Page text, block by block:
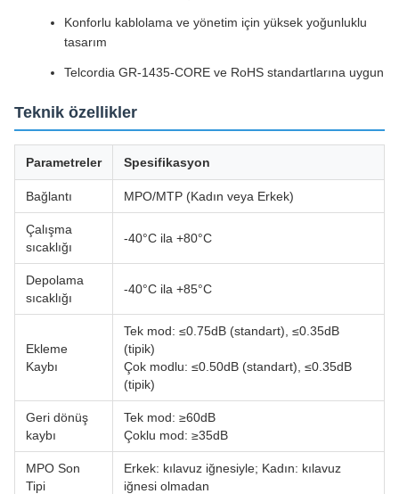
Konforlu kablolama ve yönetim için yüksek yoğunluklu
tasarım
Telcordia GR-1435-CORE ve RoHS standartlarına uygun
Teknik özellikler
Parametreler Spesifikasyon
Bağlantı MPO/MTP (Kadın veya Erkek)
Çalışma
sıcaklığı
-40°C ila +80°C
Depolama
sıcaklığı
-40°C ila +85°C
Ekleme
Kaybı
Tek mod: ≤0.75dB (standart), ≤0.35dB
(tipik)
Çok modlu: ≤0.50dB (standart), ≤0.35dB
(tipik)
Geri dönüş
kaybı
Tek mod: ≥60dB
Çoklu mod: ≥35dB
MPO Son
Tipi
Erkek: kılavuz iğnesiyle; Kadın: kılavuz
iğnesi olmadan